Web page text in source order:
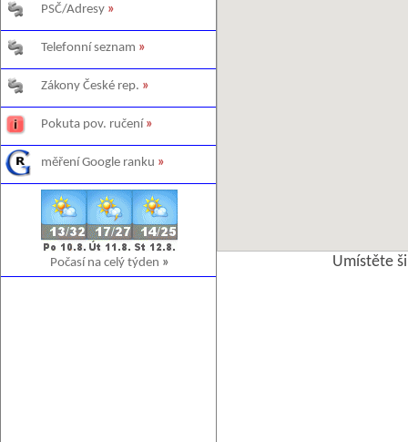
PSČ/Adresy »
Telefonní seznam »
Zákony České rep. »
Pokuta pov. ručení »
měření Google ranku »
Počasí na celý týden » Umístěte